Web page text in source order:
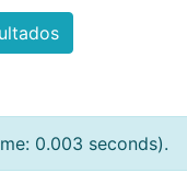
0.003 seconds).